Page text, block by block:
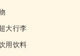
大行李
用饮料